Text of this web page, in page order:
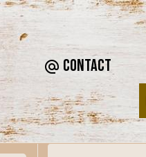
CONTACT